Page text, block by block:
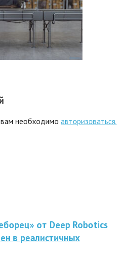
необходимо авторизоваться.
от Deep Robotics
в реалистичных